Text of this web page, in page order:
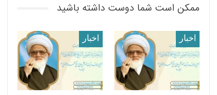
ممکن است شما دوست داشته باشید
اخبار اخبار